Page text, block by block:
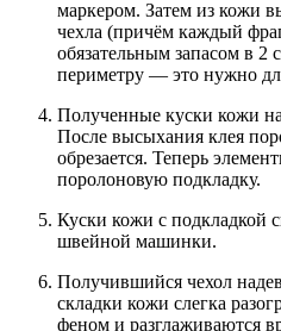
маркером. Затем из кожи
чехла (причём каждый
обязательным запасом в 2
периметру — это нужно
Полученные куски кожи
После высыхания клея
обрезается. Теперь
поролоновую подкладку.
Куски кожи с подкладкой
швейной машинки.
Получившийся чехол
складки кожи слегка
феном и разглаживаются